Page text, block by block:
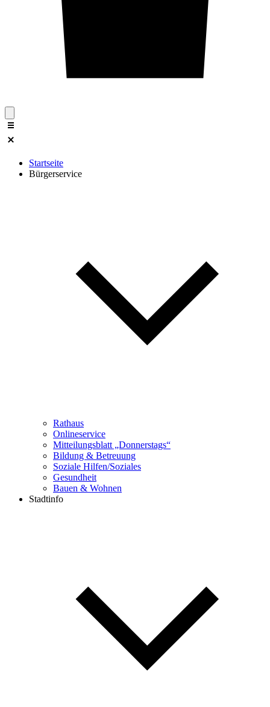
Startseite
Bürgerservice
Rathaus
Onlineservice
Mitteilungsblatt „Donnerstags“
Bildung & Betreuung
Soziale Hilfen/Soziales
Gesundheit
Bauen & Wohnen
Stadtinfo